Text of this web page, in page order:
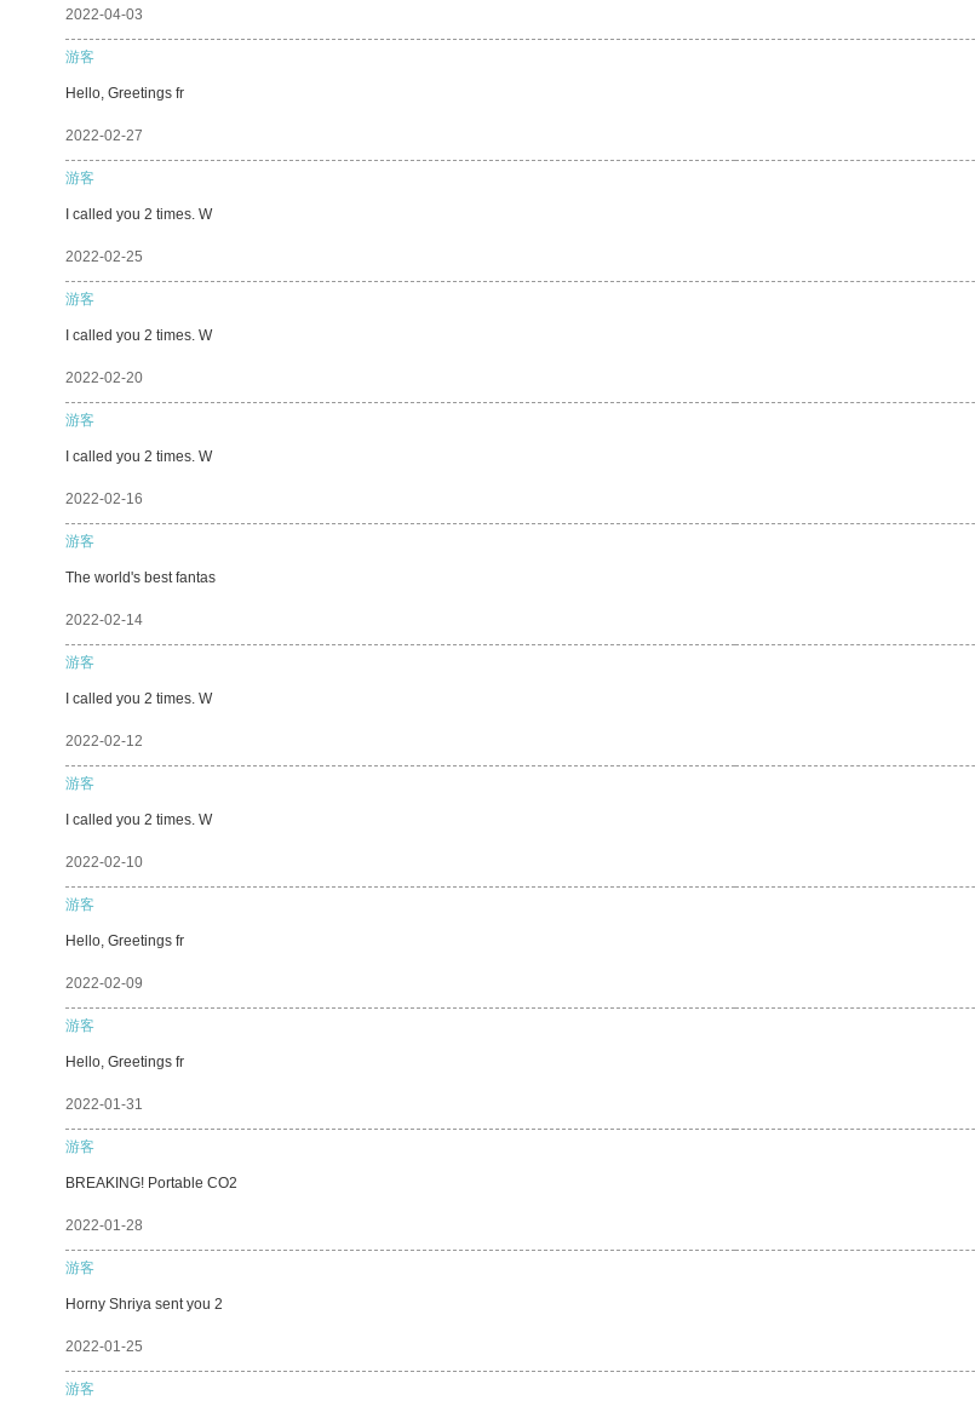
2022-04-03
游客
Hello, Greetings fr
2022-02-27
游客
I called you 2 times. W
2022-02-25
游客
I called you 2 times. W
2022-02-20
游客
I called you 2 times. W
2022-02-16
游客
The world's best fantas
2022-02-14
游客
I called you 2 times. W
2022-02-12
游客
I called you 2 times. W
2022-02-10
游客
Hello, Greetings fr
2022-02-09
游客
Hello, Greetings fr
2022-01-31
游客
BREAKING! Portable CO2
2022-01-28
游客
Horny Shriya sent you 2
2022-01-25
游客